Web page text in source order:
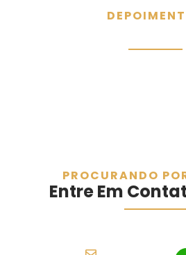
PROCURANDO
Entre Em